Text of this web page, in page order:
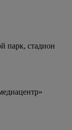
парк, стадион